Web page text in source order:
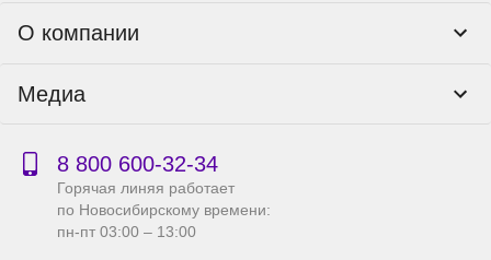
Пункты выдачи
Доставка
Гарантия и возврат
Бонусная программа
Сервисный центр
Справка по работе с e2e4 ID
О компании
Реквизиты
Публичная оферта
Правила продажи на сайте
Производители
Вакансии
Медиа
Новости
Акции
8 800 600‑32‑34
Горячая линяя работает
по Новосибирскому времени:
пн-пт 03:00 – 13:00